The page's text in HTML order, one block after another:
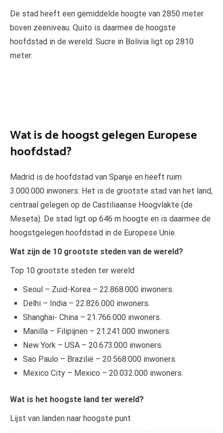
De stad heeft een gemiddelde hoogte van 2850 meter
boven zeeniveau. Quito is daarmee de hoogste
hoofdstad in de wereld: Sucre in Bolivia ligt op 2810
meter.
Wat is de hoogst gelegen Europese
hoofdstad?
Madrid is de hoofdstad van Spanje en heeft ruim
3.000.000 inwoners. Het is de grootste stad van het land,
centraal gelegen op de Castiliaanse Hoogvlakte (de
Meseta). De stad ligt op 646 m hoogte en is daarmee de
hoogstgelegen hoofdstad in de Europese Unie.
Wat zijn de 10 grootste steden van de wereld?
Top 10 grootste steden ter wereld
Seoul – Zuid-Korea – 22.868.000 inwoners.
Delhi – India – 22.826.000 inwoners.
Shanghai- China – 21.766.000 inwoners.
Manilla – Filipijnen – 21.241.000 inwoners.
New York – USA – 20.673.000 inwoners.
Sao Paulo – Brazilië – 20.568.000 inwoners.
Mexico City – Mexico – 20.032.000 inwoners.
Wat is het hoogste land ter wereld?
Lijst van landen naar hoogste punt